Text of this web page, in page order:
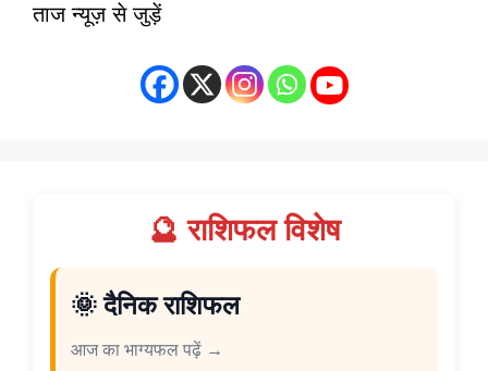
ताज न्यूज़ से जुड़ें
🔮 राशिफल विशेष
🌞 दैनिक राशिफल
आज का भाग्यफल पढ़ें →